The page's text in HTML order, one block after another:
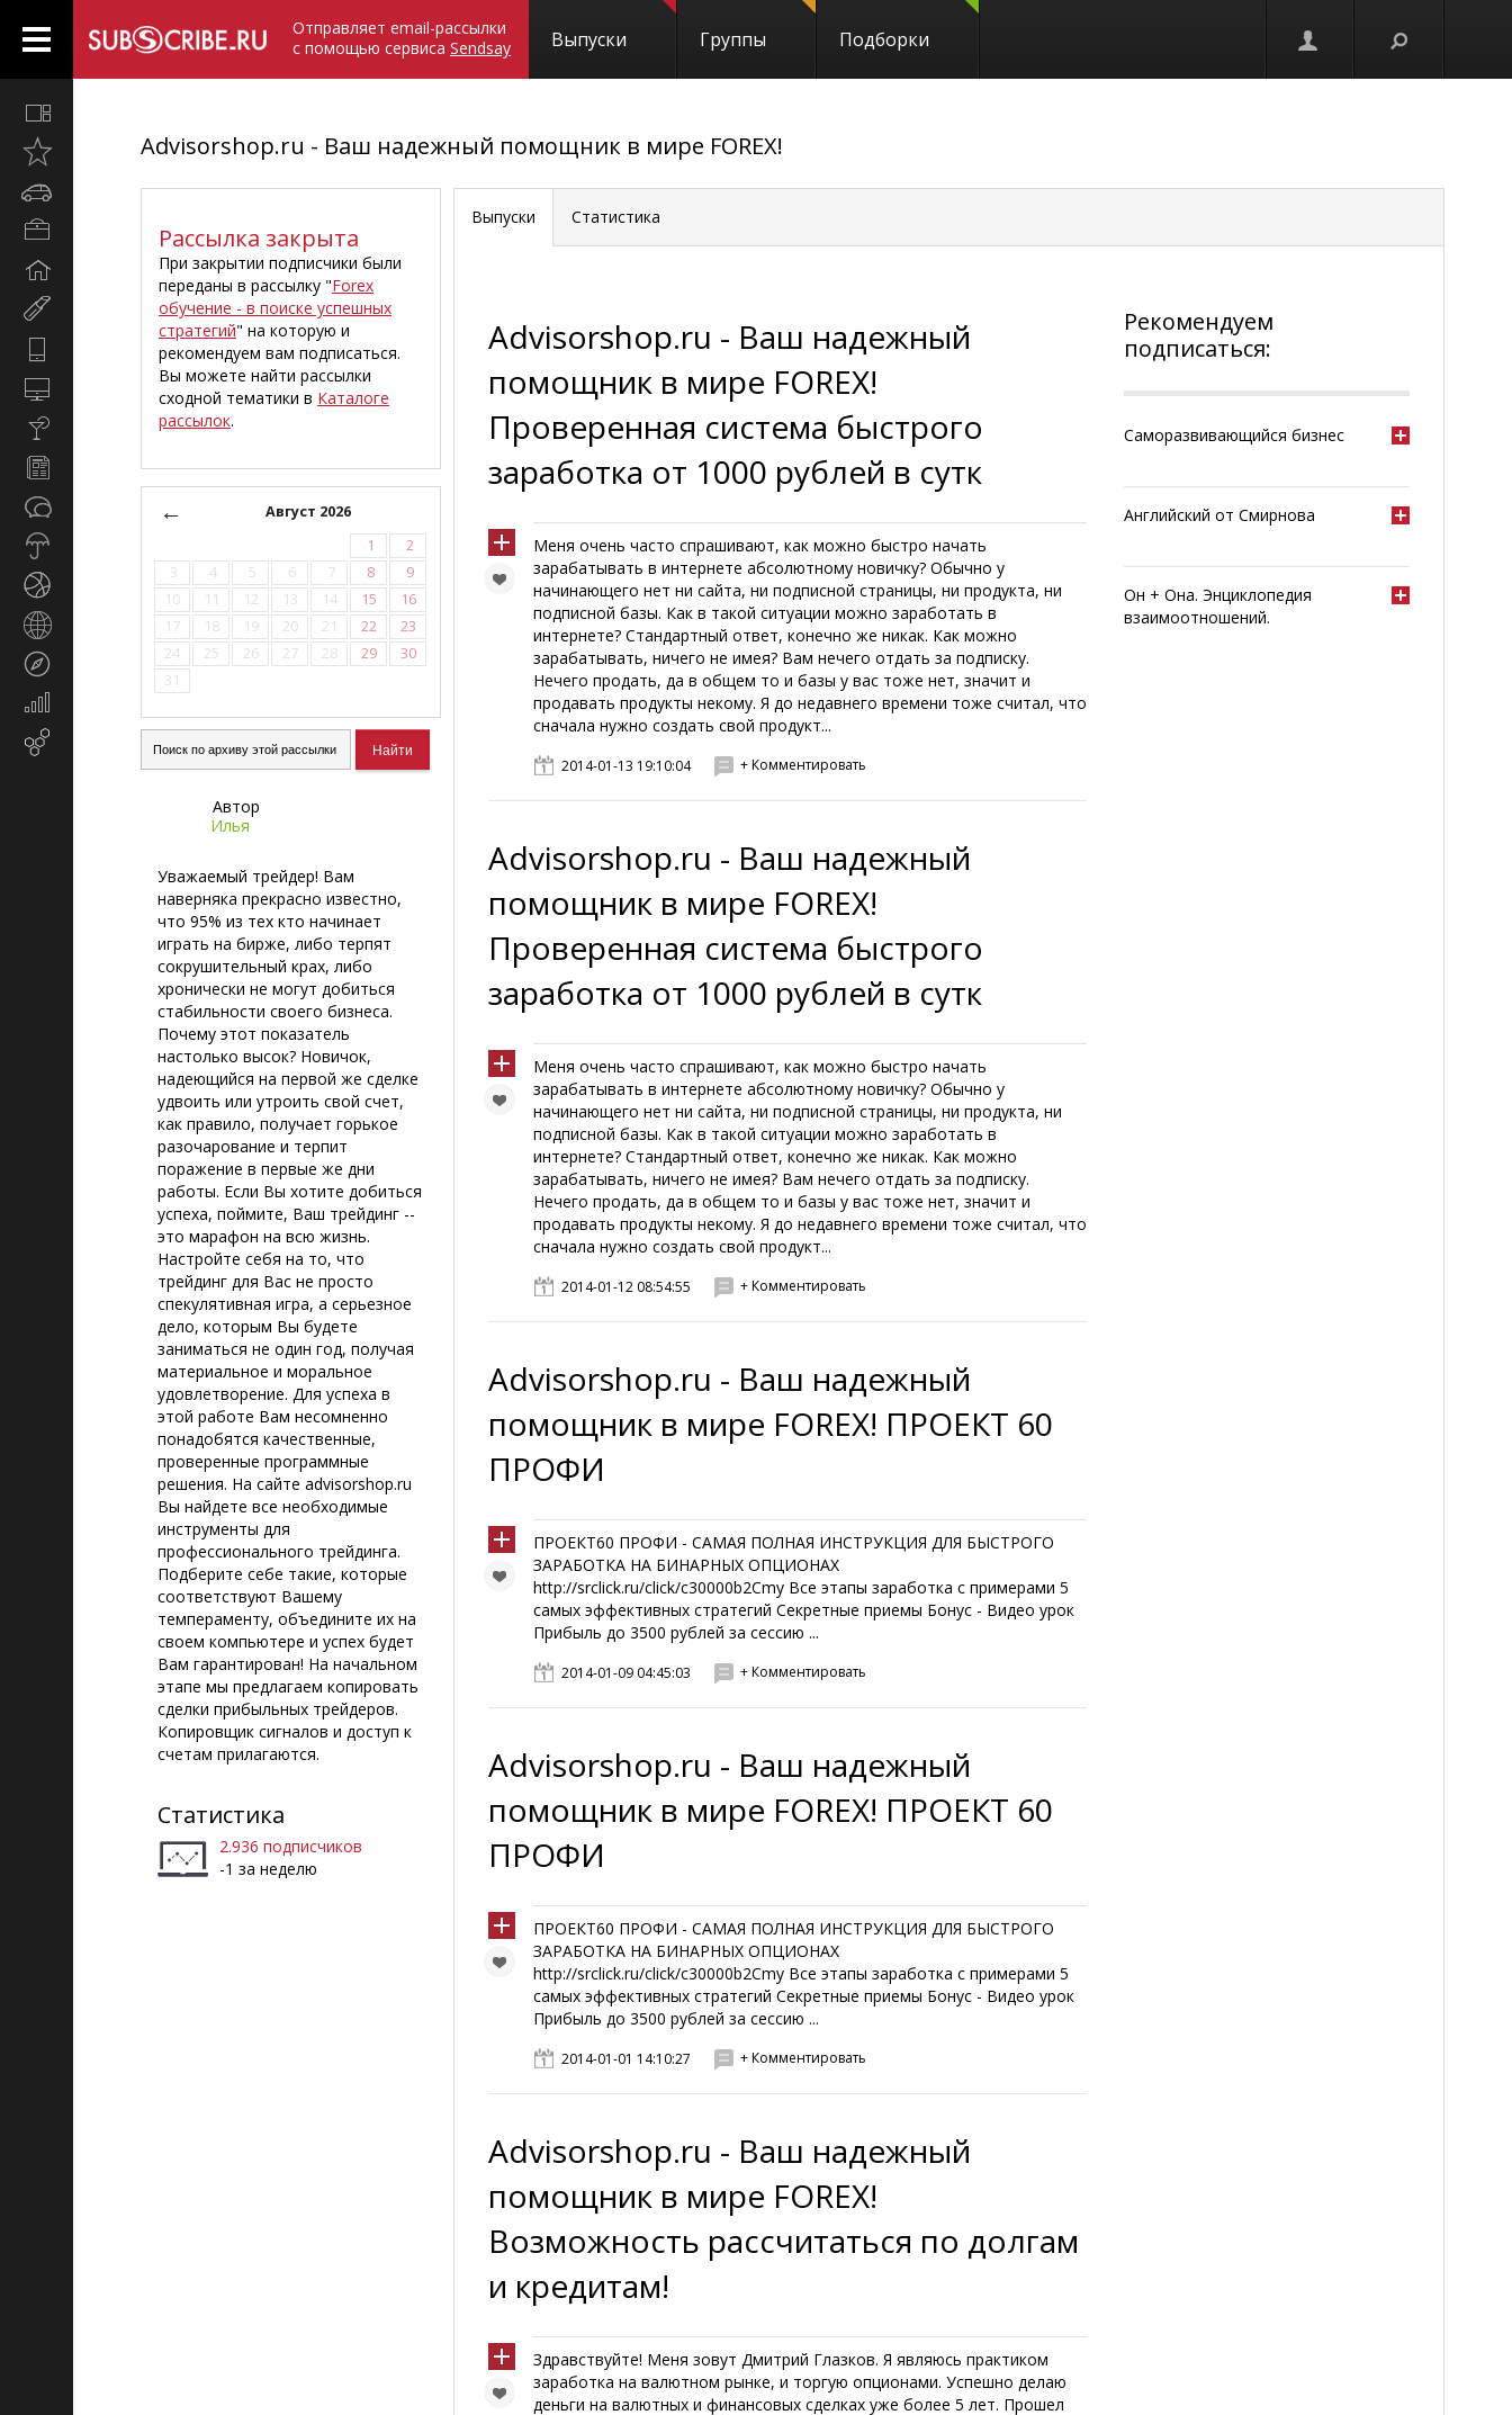
Отправляет email-рассылки
с помощью сервиса Sendsay Выпуски Группы Подборки
Открыто
Автомобили
Компьютеры
Новости
маркетинг
Advisorshop.ru - Ваш надежный помощник в мире FOREX!
Рассылка закрыта
При закрытии подписчики были
переданы в рассылку "Forex
обучение - в поиске успешных
стратегий" на которую и
рекомендуем вам подписаться.
Вы можете найти рассылки
сходной тематики в Каталоге
рассылок.
←
Август 2026
1
2
3
4 5 6 7 8
9
10
11 12 13 14 15
16
17
18 19 20 21 22
23
24
25 26 27 28 29
30
31
Автор
Илья
Уважаемый трейдер! Вам
наверняка прекрасно известно,
что 95% из тех кто начинает
играть на бирже, либо терпят
сокрушительный крах, либо
хронически не могут добиться
стабильности своего бизнеса.
Почему этот показатель
настолько высок? Новичок,
надеющийся на первой же сделке
удвоить или утроить свой счет,
как правило, получает горькое
разочарование и терпит
поражение в первые же дни
работы. Если Вы хотите добиться
успеха, поймите, Ваш трейдинг --
это марафон на всю жизнь.
Настройте себя на то, что
трейдинг для Вас не просто
спекулятивная игра, а серьезное
дело, которым Вы будете
заниматься не один год, получая
материальное и моральное
удовлетворение. Для успеха в
этой работе Вам несомненно
понадобятся качественные,
проверенные программные
решения. На сайте advisorshop.ru
Вы найдете все необходимые
инструменты для
профессионального трейдинга.
Подберите себе такие, которые
соответствуют Вашему
темпераменту, объедините их на
своем компьютере и успех будет
Вам гарантирован! На начальном
этапе мы предлагаем копировать
сделки прибыльных трейдеров.
Копировщик сигналов и доступ к
счетам прилагаются.
Статистика
2.936 подписчиков
-1 за неделю
Выпуски Статистика
Advisorshop.ru - Ваш надежный
помощник в мире FOREX!
Проверенная система быстрого
заработка от 1000 рублей в сутк
Меня очень часто спрашивают, как можно быстро начать
зарабатывать в интернете абсолютному новичку? Обычно у
начинающего нет ни сайта, ни подписной страницы, ни продукта, ни
подписной базы. Как в такой ситуации можно заработать в
интернете? Стандартный ответ, конечно же никак. Как можно
зарабатывать, ничего не имея? Вам нечего отдать за подписку.
Нечего продать, да в общем то и базы у вас тоже нет, значит и
продавать продукты некому. Я до недавнего времени тоже считал, что
сначала нужно создать свой продукт...
2014-01-13 19:10:04 + Комментировать
Advisorshop.ru - Ваш надежный
помощник в мире FOREX!
Проверенная система быстрого
заработка от 1000 рублей в сутк
Меня очень часто спрашивают, как можно быстро начать
зарабатывать в интернете абсолютному новичку? Обычно у
начинающего нет ни сайта, ни подписной страницы, ни продукта, ни
подписной базы. Как в такой ситуации можно заработать в
интернете? Стандартный ответ, конечно же никак. Как можно
зарабатывать, ничего не имея? Вам нечего отдать за подписку.
Нечего продать, да в общем то и базы у вас тоже нет, значит и
продавать продукты некому. Я до недавнего времени тоже считал, что
сначала нужно создать свой продукт...
2014-01-12 08:54:55 + Комментировать
Advisorshop.ru - Ваш надежный
помощник в мире FOREX! ПРОЕКТ 60
ПРОФИ
ПРОЕКТ60 ПРОФИ - САМАЯ ПОЛНАЯ ИНСТРУКЦИЯ ДЛЯ БЫСТРОГО
ЗАРАБОТКА НА БИНАРНЫХ ОПЦИОНАХ
http://srclick.ru/click/c30000b2Cmy Все этапы заработка с примерами 5
самых эффективных стратегий Секретные приемы Бонус - Видео урок
Прибыль до 3500 рублей за сессию ...
2014-01-09 04:45:03 + Комментировать
Advisorshop.ru - Ваш надежный
помощник в мире FOREX! ПРОЕКТ 60
ПРОФИ
ПРОЕКТ60 ПРОФИ - САМАЯ ПОЛНАЯ ИНСТРУКЦИЯ ДЛЯ БЫСТРОГО
ЗАРАБОТКА НА БИНАРНЫХ ОПЦИОНАХ
http://srclick.ru/click/c30000b2Cmy Все этапы заработка с примерами 5
самых эффективных стратегий Секретные приемы Бонус - Видео урок
Прибыль до 3500 рублей за сессию ...
2014-01-01 14:10:27 + Комментировать
Advisorshop.ru - Ваш надежный
помощник в мире FOREX!
Возможность рассчитаться по долгам
и кредитам!
Здравствуйте! Меня зовут Дмитрий Глазков. Я являюсь практиком
заработка на валютном рынке, и торгую опционами. Успешно делаю
деньги на валютных и финансовых сделках уже более 5 лет. Прошел
Рекомендуем
подписаться:
Саморазвивающийся бизнес
Английский от Смирнова
Он + Она. Энциклопедия
взаимоотношений.